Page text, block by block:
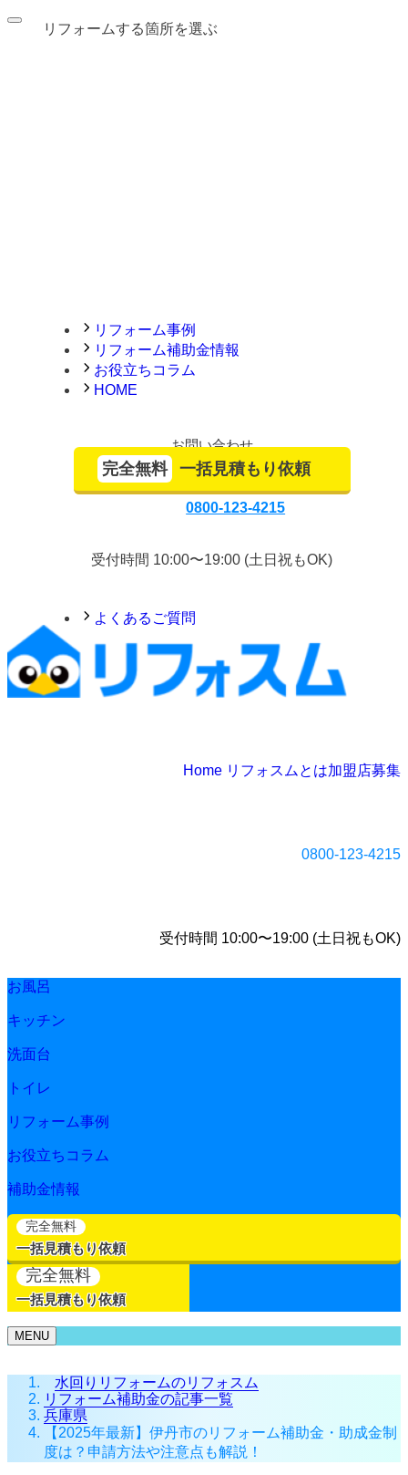
リフォームする箇所を選ぶ
リフォーム事例
リフォーム補助金情報
お役立ちコラム
HOME
お問い合わせ
完全無料 一括見積もり依頼
0800-123-4215
受付時間 10:00〜19:00 (土日祝もOK)
よくあるご質問
Home リフォスムとは加盟店募集
0800-123-4215
受付時間 10:00〜19:00 (土日祝もOK)
お風呂
キッチン
洗面台
トイレ
リフォーム事例
お役立ちコラム
補助金情報
完全無料
一括見積もり依頼
完全無料
一括見積もり依頼
MENU
水回りリフォームのリフォスム
リフォーム補助金の記事一覧
兵庫県
【2025年最新】伊丹市のリフォーム補助金・助成金制
度は？申請方法や注意点も解説！